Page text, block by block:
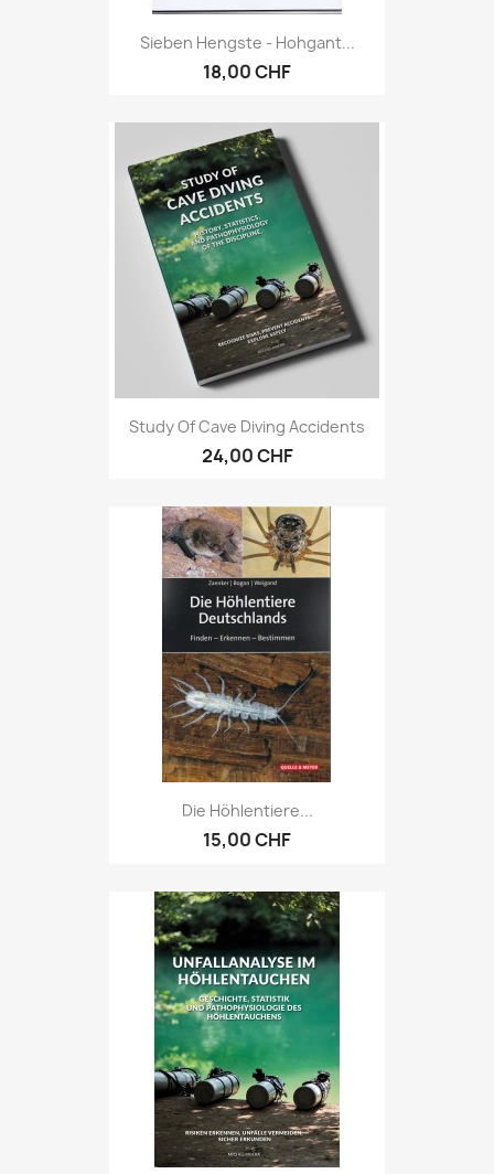
Sieben Hengste - Hohgant...
18,00 CHF
Study Of Cave Diving Accidents
24,00 CHF
Die Höhlentiere...
15,00 CHF